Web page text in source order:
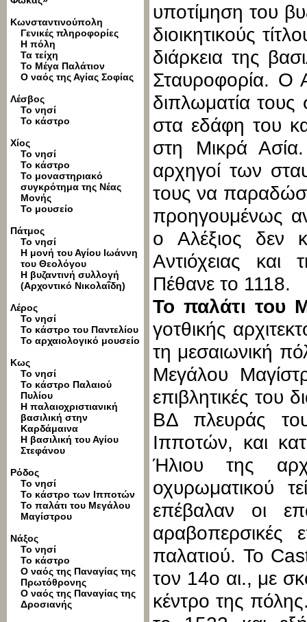
Κωνσταντινούπολη
Γενικές πληροφορίες
Η πόλη
Τα τείχη
Το Μέγα Παλάτιον
Ο ναός της Αγίας Σοφίας
Λέσβος
Το νησί
Το κάστρο
Χίος
Το νησί
Το κάστρο
Το μοναστηριακό
συγκρότημα της Νέας
Μονής
Το μουσείο
Πάτμος
Το νησί
Η μονή του Αγίου Ιωάννη
του Θεολόγου
Η βυζαντινή συλλογή
(Αρχοντικό Νικολαΐδη)
Λέρος
Το νησί
Το κάστρο του Παντελίου
To αρχαιολογικό μουσείο
Κως
Το νησί
Το κάστρο Παλαιού
Πυλίου
Η παλαιοχριστιανική
βασιλική στην
Καρδάμαινα
Η βασιλική του Αγίου
Στεφάνου
Ρόδος
Το νησί
Το κάστρο των Ιπποτών
Το παλάτι του Μεγάλου
Μαγίστρου
Νάξος
Το νησί
Το κάστρο
Ο ναός της Παναγίας της
Πρωτόθρονης
Ο ναός της Παναγίας της
Δροσιανής
υποτίμηση του
διοικητικούς
διάρκεια της
Σταυροφορία. Ο
διπλωματία
στα εδάφη του
στη Μικρά
αρχηγοί των
τους να
προηγουμένως
o Αλέξιος δεν
Αντιόχειας
Πέθανε το 1118.
Το παλάτι του
γοτθικής
τη μεσαιωνική
Μεγάλου
επιβλητικές του
ΒΔ πλευράς
Ιπποτών, και
Ήλιου της
οχυρωματικού
επέβαλαν οι
αραβοπερσικές
παλατιού. Το
τον 14ο αι., με
κέντρο της